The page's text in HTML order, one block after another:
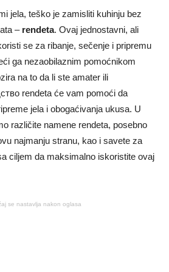
jela, teško je zamisliti kuhinju bez
– rendeta. Ovaj jednostavni, ali
se za ribanje, sečenje i pripremu
ga nezaobilaznim pomoćnikom
na to da li ste amater ili
rendeta će vam pomoći da
jela i obogaćivanja ukusa. U
različite namene rendeta, posebno
najmanju stranu, kao i savete za
ciljem da maksimalno iskoristite ovaj
se nastavlja nakon oglasa